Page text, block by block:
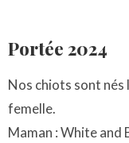
Portée 2024
Nos chiots sont nés
femelle.
Maman : White and